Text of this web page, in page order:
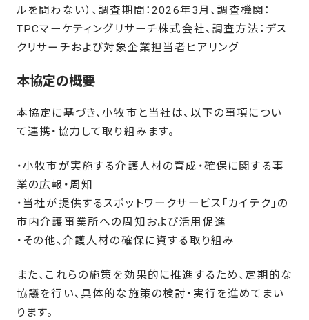
ルを問わない）、調査期間：2026年3月、調査機関：
TPCマーケティングリサーチ株式会社、調査方法：デス
クリサーチおよび対象企業担当者ヒアリング
本協定の概要
本協定に基づき、小牧市と当社は、以下の事項につい
て連携・協力して取り組みます。
・小牧市が実施する介護人材の育成・確保に関する事
業の広報・周知
・当社が提供するスポットワークサービス「カイテク」の
市内介護事業所への周知および活用促進
・その他、介護人材の確保に資する取り組み
また、これらの施策を効果的に推進するため、定期的な
協議を行い、具体的な施策の検討・実行を進めてまい
ります。